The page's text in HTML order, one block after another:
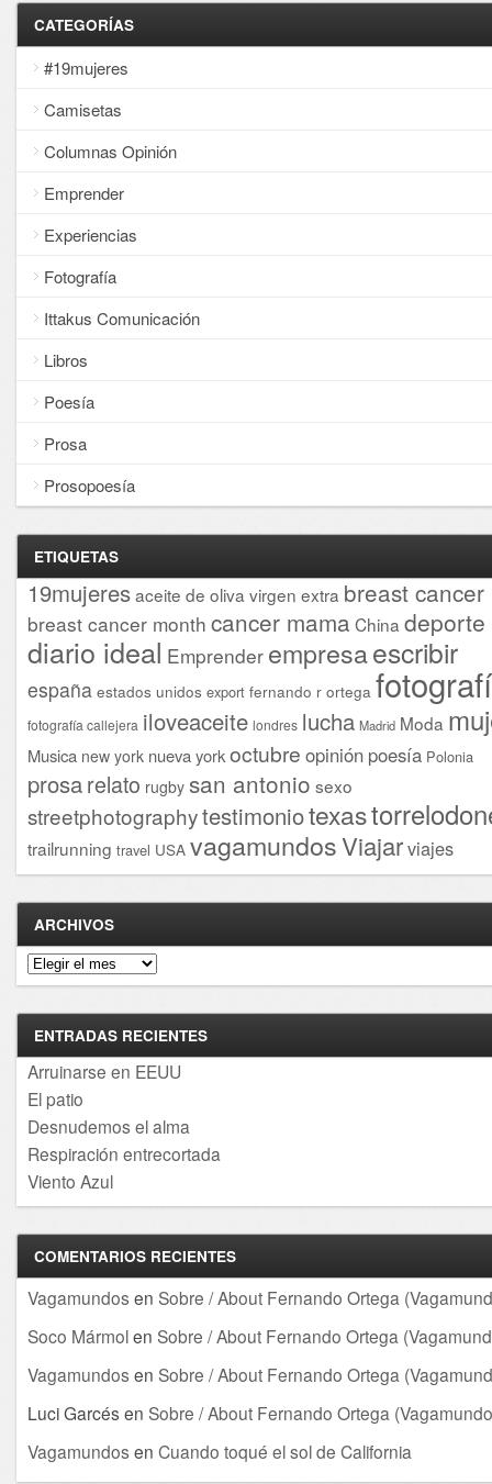
CATEGORÍAS
#19mujeres
Camisetas
Columnas Opinión
Emprender
Experiencias
Fotografía
Ittakus Comunicación
Libros
Poesía
Prosa
Prosopoesía
ETIQUETAS
19mujeresaceite de oliva virgen extra breast cancer
breast cancer month cancer mama China deporte
diario ideal Emprender empresaescribir
españa estados unidos export fernando r ortega
fotografía callejera iloveaceite londres lucha Madrid Moda
Musica new york nueva yorkoctubre opinión poesía Polonia
prosarelato rugby san antonio sexo
streetphotographytestimoniotexas
trailrunning travel USA vagamundosViajarviajes
ARCHIVOS
Archivos
ENTRADAS RECIENTES
Arruinarse en EEUU
El patio
Desnudemos el alma
Respiración entrecortada
Viento Azul
COMENTARIOS RECIENTES
Vagamundos en Sobre / About Fernando Ortega
Soco Mármolen Sobre / About Fernando Ortega
Vagamundos en Sobre / About Fernando Ortega
Luci Garcés en Sobre / About Fernando Ortega
Vagamundos en Cuando toqué el sol de California